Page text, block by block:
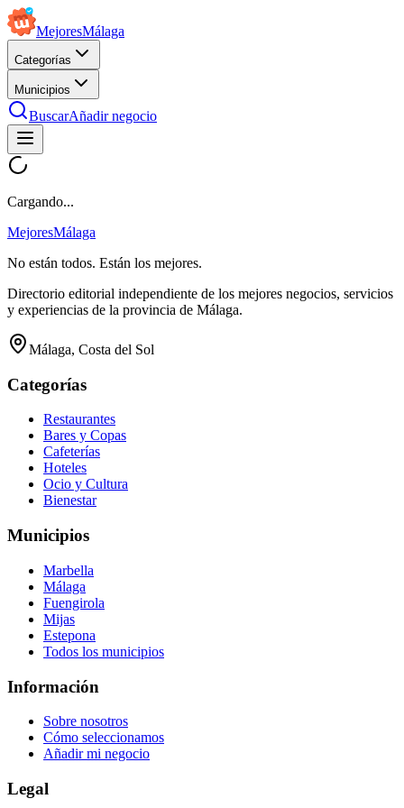
MejoresMálaga
Categorías
Municipios
BuscarAñadir negocio
Cargando...
MejoresMálaga
No están todos. Están los mejores.
Directorio editorial independiente de los mejores negocios, servicios
y experiencias de la provincia de Málaga.
Málaga, Costa del Sol
Categorías
Restaurantes
Bares y Copas
Cafeterías
Hoteles
Ocio y Cultura
Bienestar
Municipios
Marbella
Málaga
Fuengirola
Mijas
Estepona
Todos los municipios
Información
Sobre nosotros
Cómo seleccionamos
Añadir mi negocio
Legal